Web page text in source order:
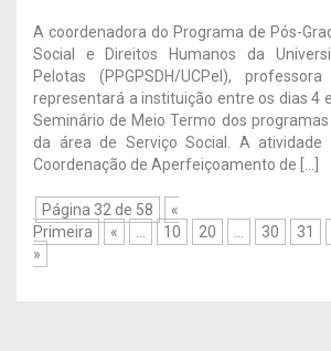
A coordenadora do Programa de Pós-
Social e Direitos Humanos da
Pelotas (PPGPSDH/UCPel),
representará a instituição entre os dias 4
Seminário de Meio Termo dos
da área de Serviço Social. A atividade
Coordenação de Aperfeiçoamento de […]
Página 32 de 58
«
Primeira
« 10 20 30 31
»